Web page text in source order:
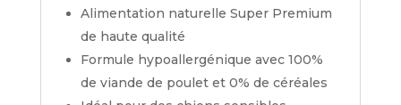
Alimentation naturelle Super Premium
de haute qualité
Formule hypoallergénique avec 100%
de viande de poulet et 0% de céréales